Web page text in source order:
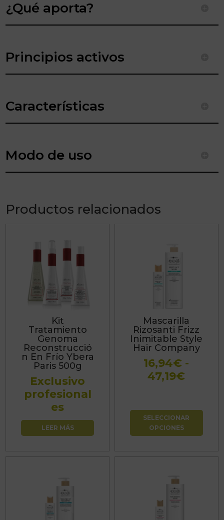
¿Qué aporta?
Principios activos
Características
Modo de uso
Productos relacionados
Kit
Tratamiento
Genoma
Reconstrucció
n En Frío Ybera
Paris 500g
Exclusivo
profesional
es
LEER MÁS
Mascarilla
Rizosanti Frizz
Inimitable Style
Hair Company
16,94€ -
47,19€
desde
SELECCIONAR
OPCIONES
múltiples
opciones
se
pueden
elegir
de
producto
múltiples
múltiples